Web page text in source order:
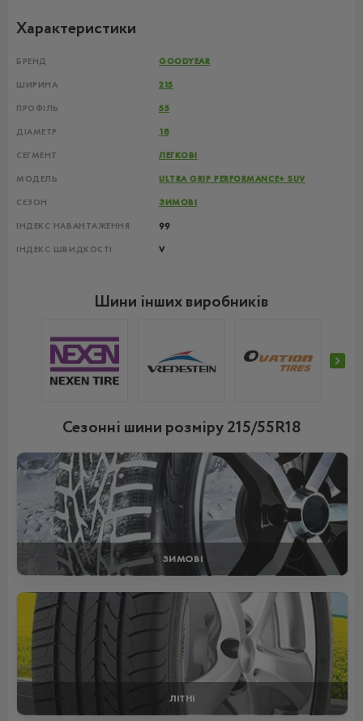
Характеристики
БРЕНД GOODYEAR
ШИРИНА 215
ПРОФІЛЬ 55
ДІАМЕТР 18
СЕГМЕНТ ЛЕГКОВІ
МОДЕЛЬ ULTRA GRIP PERFORMANCE+ SUV
СЕЗОН ЗИМОВІ
ІНДЕКС НАВАНТАЖЕННЯ 99
ІНДЕКС ШВИДКОСТІ V
Шини інших виробників
Сезонні шини розміру 215/55R18
ЗИМОВІ
ЛІТНІ